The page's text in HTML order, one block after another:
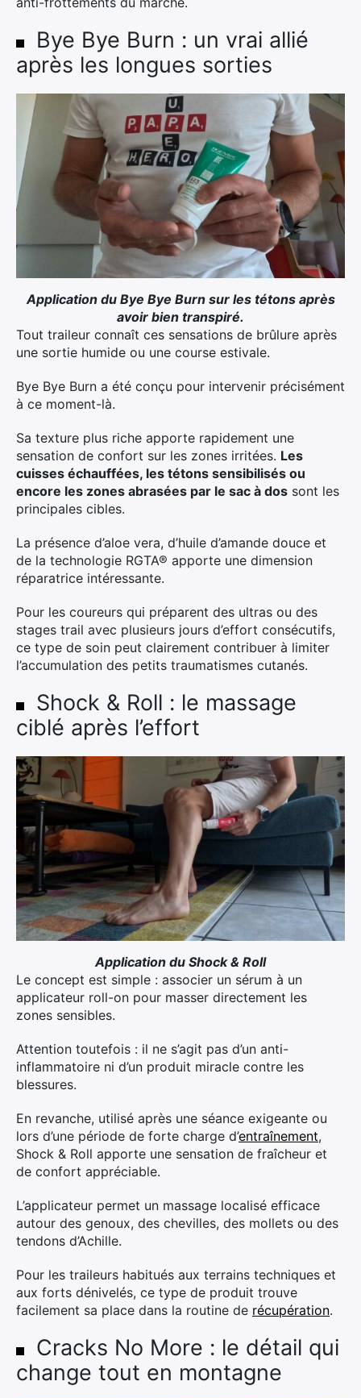
Bye Bye Burn : un vrai allié
après les longues sorties
Application du Bye Bye Burn sur les tétons après
avoir bien transpiré.
Tout traileur connaît ces sensations de brûlure après
une sortie humide ou une course estivale.
Bye Bye Burn a été conçu pour intervenir précisément
à ce moment-là.
Sa texture plus riche apporte rapidement une
sensation de confort sur les zones irritées. Les
cuisses échauffées, les tétons sensibilisés ou
encore les zones abrasées par le sac à dos sont les
principales cibles.
La présence d’aloe vera, d’huile d’amande douce et
de la technologie RGTA® apporte une dimension
réparatrice intéressante.
Pour les coureurs qui préparent des ultras ou des
stages trail avec plusieurs jours d’effort consécutifs,
ce type de soin peut clairement contribuer à limiter
l’accumulation des petits traumatismes cutanés.
Shock & Roll : le massage
ciblé après l’effort
Application du Shock & Roll
Le concept est simple : associer un sérum à un
applicateur roll-on pour masser directement les
zones sensibles.
Attention toutefois : il ne s’agit pas d’un anti-
inflammatoire ni d’un produit miracle contre les
blessures.
En revanche, utilisé après une séance exigeante ou
lors d’une période de forte charge d’entraînement,
Shock & Roll apporte une sensation de fraîcheur et
de confort appréciable.
L’applicateur permet un massage localisé efficace
autour des genoux, des chevilles, des mollets ou des
tendons d’Achille.
Pour les traileurs habitués aux terrains techniques et
aux forts dénivelés, ce type de produit trouve
facilement sa place dans la routine de récupération.
Cracks No More : le détail qui
change tout en montagne
×